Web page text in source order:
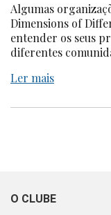
Algumas
Dimensions of
entender os seus
diferentes
Ler mais
O CLUBE